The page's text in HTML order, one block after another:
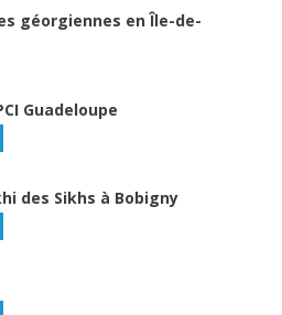
géorgiennes en Île-de-
Guadeloupe
des Sikhs à Bobigny